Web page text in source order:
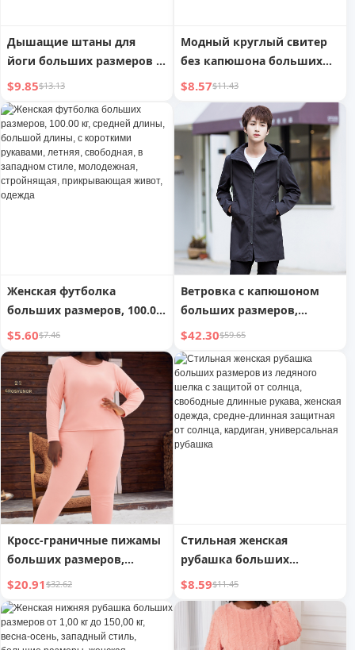
Дышащие штаны для
йоги больших размеров с
имитацией двойки,
спортивная одежда для
тренировок
$9.85$13.13
Модный круглый свитер
без капюшона больших
размеров для женщин,
модная повседневная
одежда для дам,
свободный топ в стиле
"дикий", весна и осень
$8.57$11.43
Женская футболка
больших размеров, 100.00
кг, средней длины,
большой длины, с
короткими рукавами,
летняя, свободная, в
западном стиле,
молодежная, стройнящая,
прикрывающая живот,
одежда
$5.60$7.46
Ветровка с капюшоном
больших размеров,
однотонная, узкая, модная
верхняя одежда
$42.30$59.65
Кросс-граничные пижамы
больших размеров,
немецкий бархат, новый
однотонный женский
комплект из шорт с
круглым вырезом и
$20.91$32.62
Стильная женская
рубашка больших
размеров из ледяного
шелка с защитой от
солнца, свободные
длинные рукава, женская
$8.59$11.45